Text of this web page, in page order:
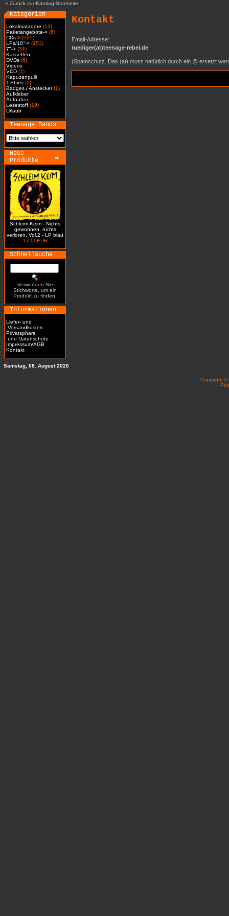
» Zurück zur Katalog-Startseite
Kategorien
Lokalmatadore (13)
Paketangebote-> (6)
CDs-> (595)
LPs/10"-> (453)
7"-> (34)
Kassetten
DVDs (6)
Videos
VCD (1)
Kapuzenpulli
T-Shirts (2)
Badges / Anstecker(1)
Aufkleber
Aufnäher
Lesestoff (19)
Urlaub
Teenage Bands
Neue
Produkte
Schleim-Keim - Nichts
gewonnen, nichts
verloren, Vol.2 - LP blau
17.00EUR
Schnellsuche
Verwenden Sie
Stichworte, um ein
Produkt zu finden.
Informationen
Liefer- und
Versandkosten
Privatsphäre
und Datenschutz
Impressum/AGB
Kontakt
Kontakt
Email-Adresse:
ruediger(at)teenage-rebel.de
(Spamschutz. Das (at) muss natürlich durch ein @ ersetzt
Samstag, 08. August 2026
Copyright